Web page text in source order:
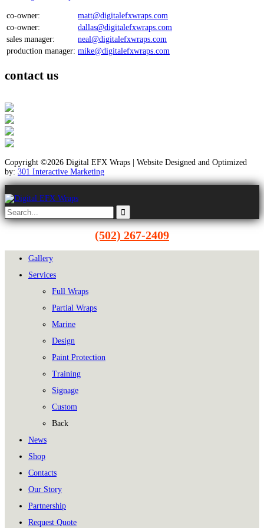
co-owner:
matt@digitalefxwraps.com
co-owner:
dallas@digitalefxwraps.com
sales manager:
neal@digitalefxwraps.com
production manager: mike@digitalefxwraps.com
contact us
Copyright ©2026 Digital EFX Wraps | Website Designed and Optimized
by: 301 Interactive Marketing
(502) 267-2409
Gallery
Services
Full Wraps
Partial Wraps
Marine
Design
Paint Protection
Training
Signage
Custom
Back
News
Shop
Contacts
Our Story
Partnership
Request Quote